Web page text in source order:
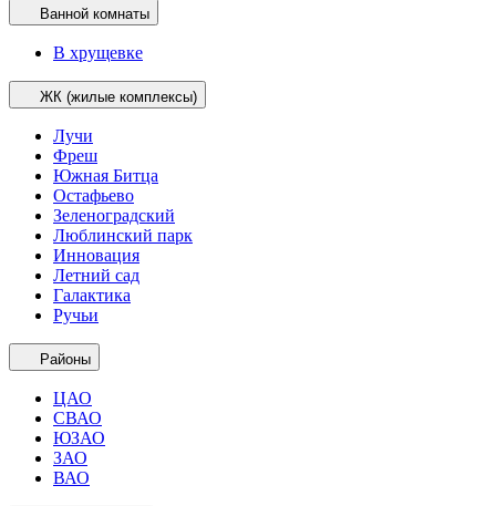
Ванной комнаты
В хрущевке
ЖК (жилые комплексы)
Лучи
Фреш
Южная Битца
Остафьево
Зеленоградский
Люблинский парк
Инновация
Летний сад
Галактика
Ручьи
Районы
ЦАО
СВАО
ЮЗАО
ЗАО
ВАО